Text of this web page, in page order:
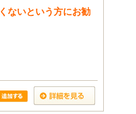
ないという方にお勧